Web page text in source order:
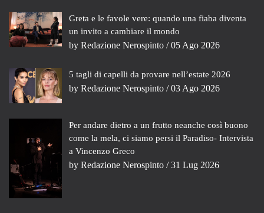
Greta e le favole vere: quando una fiaba diventa
un invito a cambiare il mondo
by Redazione Nerospinto / 05 Ago 2026
5 tagli di capelli da provare nell’estate 2026
by Redazione Nerospinto / 03 Ago 2026
Per andare dietro a un frutto neanche così buono
come la mela, ci siamo persi il Paradiso- Intervista
a Vincenzo Greco
by Redazione Nerospinto / 31 Lug 2026